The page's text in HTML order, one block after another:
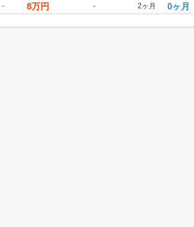
-
8万円 - 2ヶ月 0ヶ月